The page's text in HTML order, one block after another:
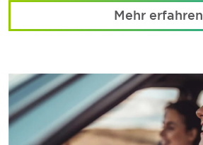
Mehr erfahren